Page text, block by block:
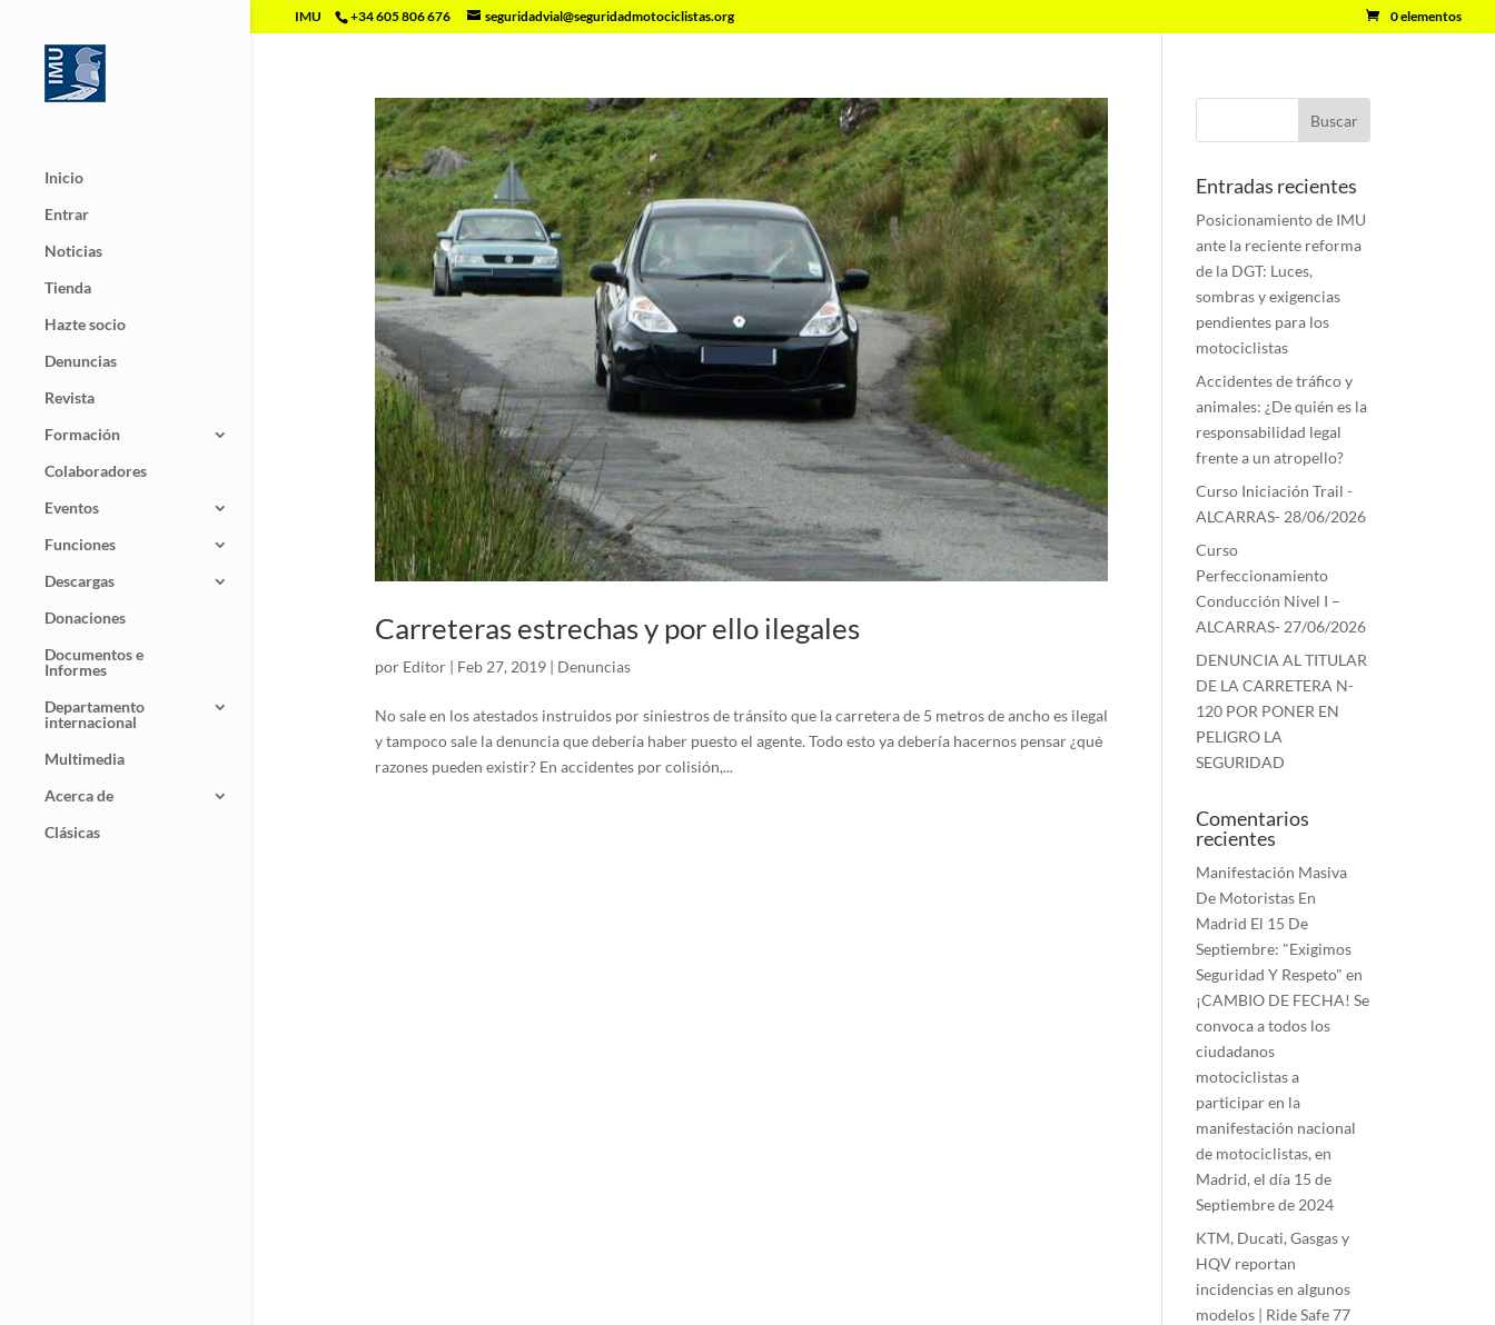
IMU +34 605 806 676 seguridadvial@seguridadmotociclistas.org 0 elementos
Inicio
Entrar
Noticias
Tienda
Hazte socio
Denuncias
Revista
Formación
Colaboradores
Eventos
Funciones
Descargas
Donaciones
Documentos e
Informes
Departamento
internacional
Multimedia
Acerca de
Clásicas
Carreteras estrechas y por ello ilegales
por Editor| Feb 27, 2019| Denuncias
No sale en los atestados instruidos por siniestros de tránsito que la carretera de 5 metros de ancho es ilegal
y tampoco sale la denuncia que debería haber puesto el agente. Todo esto ya debería hacernos pensar ¿quė
razones pueden existir? En accidentes por colisión,...
Entradas recientes
Posicionamiento de IMU
ante la reciente reforma
de la DGT: Luces,
sombras y exigencias
pendientes para los
motociclistas
Accidentes de tráfico y
animales: ¿De quién es la
responsabilidad legal
frente a un atropello?
Curso Iniciación Trail -
ALCARRAS- 28/06/2026
Curso
Perfeccionamiento
Conducción Nivel I –
ALCARRAS- 27/06/2026
DENUNCIA AL TITULAR
DE LA CARRETERA N-
120 POR PONER EN
PELIGRO LA
SEGURIDAD
Comentarios
recientes
Manifestación Masiva
De Motoristas En
Madrid El 15 De
Septiembre: "Exigimos
Seguridad Y Respeto" en
¡CAMBIO DE FECHA! Se
convoca a todos los
ciudadanos
motociclistas a
participar en la
manifestación nacional
de motociclistas, en
Madrid, el día 15 de
Septiembre de 2024
KTM, Ducati, Gasgas y
HQV reportan
incidencias en algunos
modelos | Ride Safe 77